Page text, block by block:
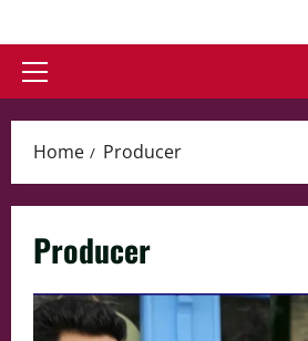
to
contentPrimary
Home Producer
Producer